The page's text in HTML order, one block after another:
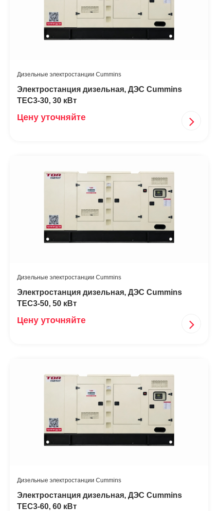
Дизельные электростанции Cummins
Электростанция дизельная, ДЭС Cummins
TEC3-30, 30 кВт
Цену уточняйте
Дизельные электростанции Cummins
Электростанция дизельная, ДЭС Cummins
TEC3-50, 50 кВт
Цену уточняйте
Дизельные электростанции Cummins
Электростанция дизельная, ДЭС Cummins
TEC3-60, 60 кВт